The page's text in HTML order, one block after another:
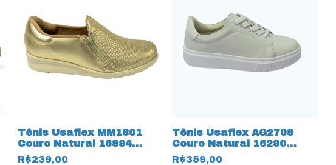
Tênis Usaflex MM1801
Couro Natural 16894
Dourado
R$239,00
Tênis Usaflex AG2708
Couro Natural 16290
Branco
R$359,00